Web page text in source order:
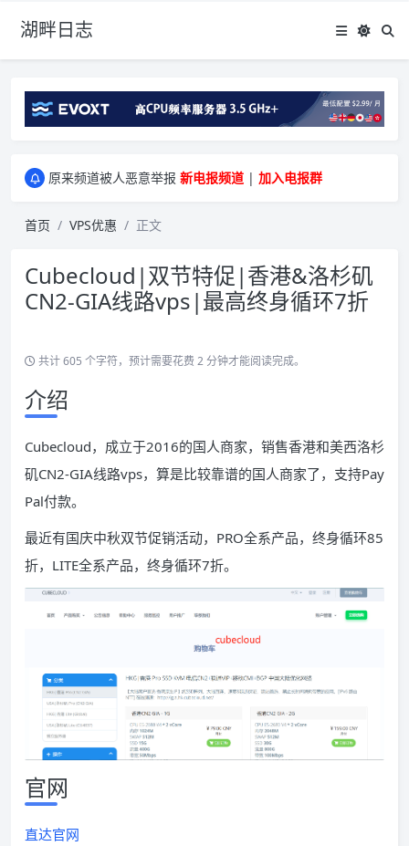
湖畔日志
greenwebpage|香港|日本|新加坡|美国等多地vps测评|移动直连|1Gbps带宽|年付€29
原来频道被人恶意举报 新电报频道 | 加入电报群
首页 VPS优惠 正文
Cubecloud|双节特促|香港&洛杉矶
CN2-GIA线路vps|最高终身循环7折
共计 605 个字符，预计需要花费 2 分钟才能阅读完成。
介绍
Cubecloud，成立于2016的国人商家，销售香港和美西洛杉
矶CN2-GIA线路vps，算是比较靠谱的国人商家了，支持Pay
Pal付款。
最近有国庆中秋双节促销活动，PRO全系产品，终身循环85
折，LITE全系产品，终身循环7折。
官网
直达官网